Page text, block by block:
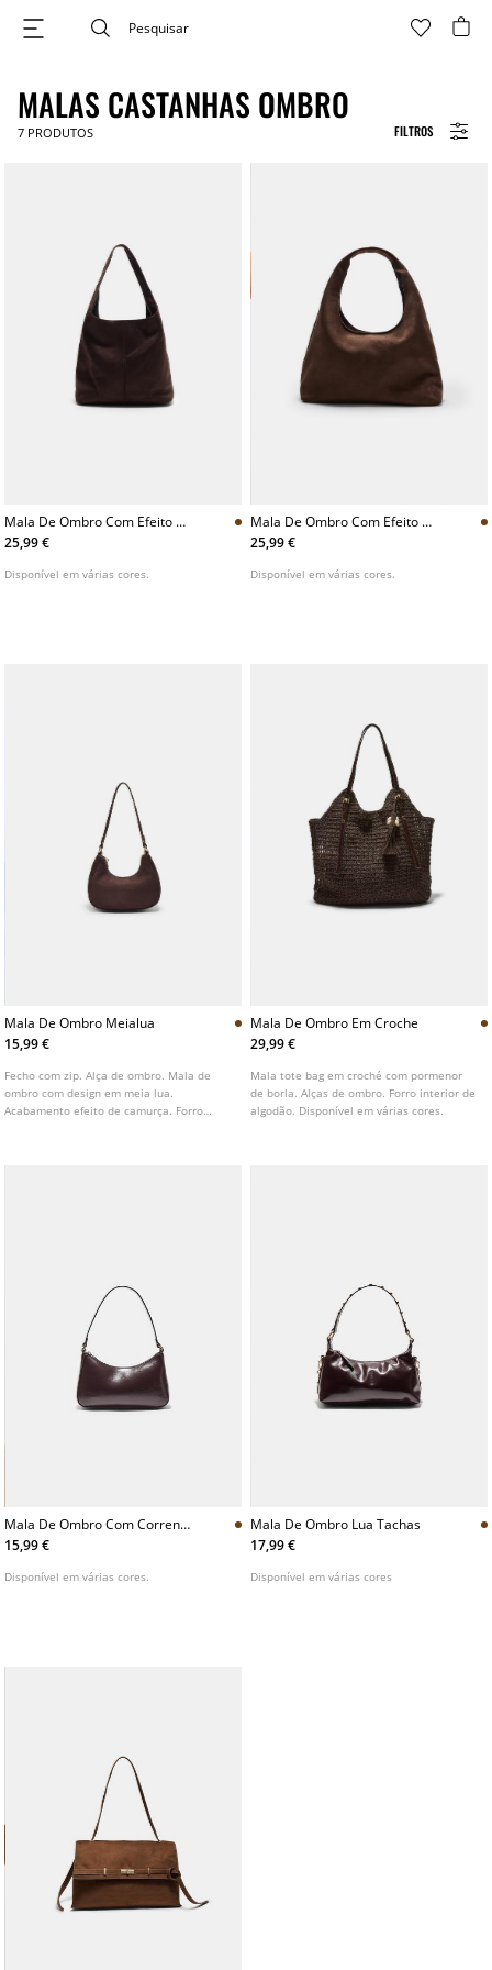
FILTROS
MALAS CASTANHAS OMBRO
7 PRODUTOS
Mala De Ombro Com Efeito De
Camurca
25,99 €
Disponível em várias cores.
Mala De Ombro Com Efeito De
Camurca
25,99 €
Disponível em várias cores.
Mala De Ombro Meialua
15,99 €
Fecho com zip. Alça de ombro. Mala de
ombro com design em meia lua.
Acabamento efeito de camurça. Forro
Mala De Ombro Em Croche
29,99 €
Mala tote bag em croché com pormenor
de borla. Alças de ombro. Forro interior de
algodão. Disponível em várias cores.
Mala De Ombro Com Corrente
Comprida
15,99 €
Disponível em várias cores.
Mala De Ombro Lua Tachas
17,99 €
Disponível em várias cores